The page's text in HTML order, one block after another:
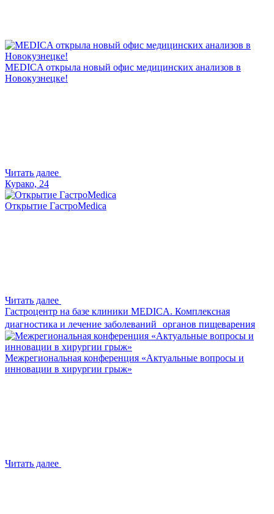
MEDICA открыла новый офис медицинских анализов в
Новокузнецке!
Читать далее
Курако, 24
Открытие ГастроMedica
Читать далее
Гастроцентр на базе клиники MEDICA. Комплексная
диагностика и лечение заболеваний органов пищеварения
Межрегиональная конференция «Актуальные вопросы и
инновации в хирургии грыж»
Читать далее